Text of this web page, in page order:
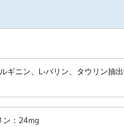
ギニン、L-バリン、タウリン抽
ン：24mg